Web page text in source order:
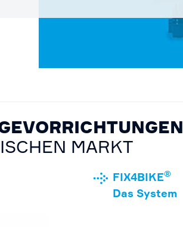
MARKT
FIX4BIKE®
Das System